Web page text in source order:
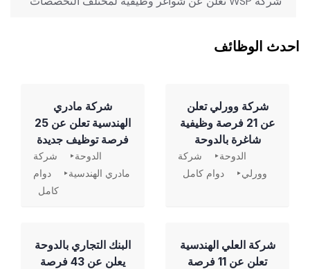
احدث الوظائف
شركة وورلي تعلن
عن 21 فرصة وظيفية
شاغرة بالدوحة
الدوحة
شركة
وورلي
دوام كامل
شركة مادري
الهندسية تعلن عن 25
فرصة توظيف جديدة
الدوحة
شركة
مادري الهندسية
دوام
كامل
شركة العلي الهندسية
تعلن عن 11 فرصة
‏البنك التجاري بالدوحة
يعلن عن 43 فرصة